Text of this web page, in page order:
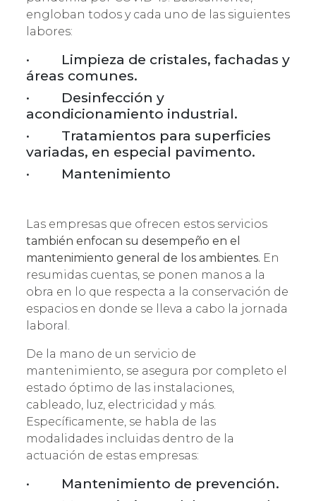
engloban todos y cada uno de las siguientes
labores:
· Limpieza de cristales, fachadas y
áreas comunes.
· Desinfección y
acondicionamiento industrial.
· Tratamientos para superficies
variadas, en especial pavimento.
· Mantenimiento
Las empresas que ofrecen estos servicios
también enfocan su desempeño en el
mantenimiento general de los ambientes. En
resumidas cuentas, se ponen manos a la
obra en lo que respecta a la conservación de
espacios en donde se lleva a cabo la jornada
laboral.
De la mano de un servicio de
mantenimiento, se asegura por completo el
estado óptimo de las instalaciones,
cableado, luz, electricidad y más.
Específicamente, se habla de las
modalidades incluidas dentro de la
actuación de estas empresas:
· Mantenimiento de prevención.